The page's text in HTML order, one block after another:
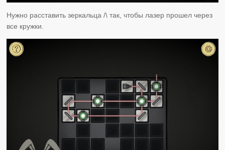
Нужно расставить зеркальца /\ так, чтобы лазер прошел через
все кружки.